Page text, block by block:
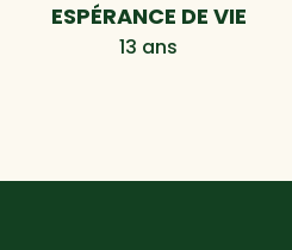
ESPÉRANCE DE VIE
13 ans